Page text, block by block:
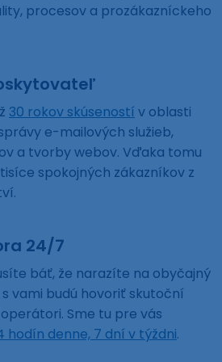
procesov a prozákazníckeho
30 rokov skúseností v oblasti
e-mailových služieb,
a tvorby webov. Vďaka tomu
spokojných zákazníkov z
24/7
báť, že narazíte na obyčajný
vami budú hovoriť skutoční
Sme tu pre vás
hodín denne, 7 dní v týždni.